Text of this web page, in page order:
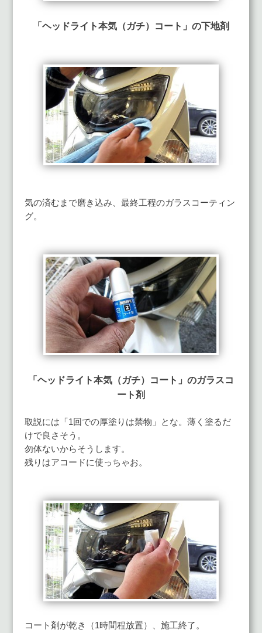
「ヘッドライト本気（ガチ）コート」の下地剤
気の済むまで磨き込み、最終工程のガラスコーティン
グ。
「ヘッドライト本気（ガチ）コート」のガラスコ
ート剤
取説には「1回での厚塗りは禁物」とな。薄く塗るだ
けで良さそう。
勿体ないからそうします。
残りはアコードに使っちゃお。
コート剤が乾き（1時間程放置）、施工終了。